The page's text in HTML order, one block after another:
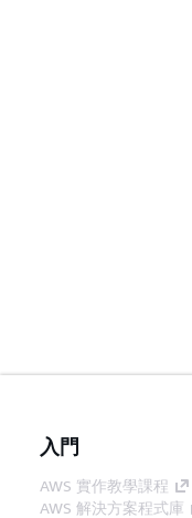
入門
AWS 實作教學課程
AWS 解決方案程式庫